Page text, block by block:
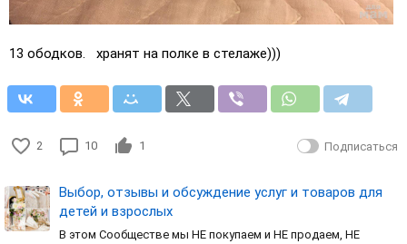
13 ободков. хранят на полке в стелаже)))
2 10 1 Подписаться
Выбор, отзывы и обсуждение услуг и товаров для
детей и взрослых
В этом Сообществе мы НЕ покупаем и НЕ продаем, НЕ